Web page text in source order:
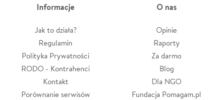
Informacje
Jak to działa?
Regulamin
Polityka Prywatności
RODO - Kontrahenci
Kontakt
Porównanie serwisów
O nas
Opinie
Raporty
Za darmo
Blog
Dla NGO
Fundacja Pomagam.pl